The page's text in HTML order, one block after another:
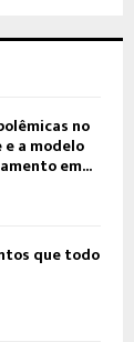
no
a modelo
em...
que todo